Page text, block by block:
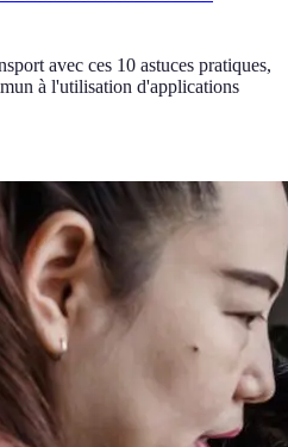
avec ces 10 astuces pratiques,
à l'utilisation d'applications